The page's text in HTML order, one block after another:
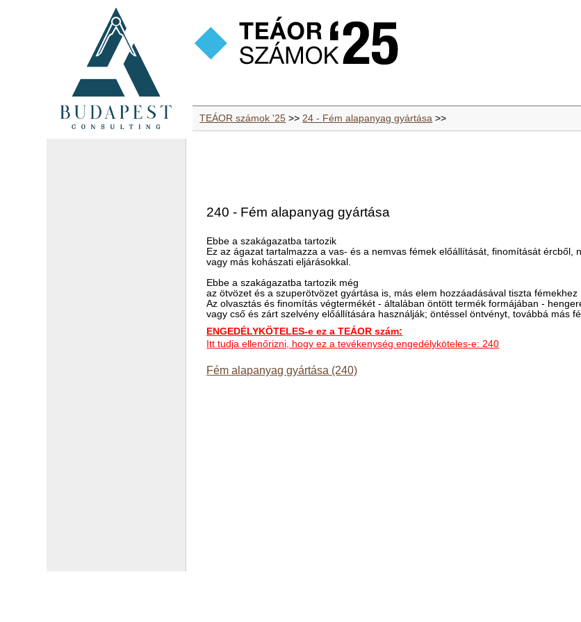
TEÁOR számok '25 >>24 - Fém alapanyag gyártása >>
240 - Fém alapanyag gyártása
Ebbe a szakágazatba tartozik
Ez az ágazat tartalmazza a vas- és a nemvas fémek előállítását, finomítását
vagy más kohászati eljárásokkal.
Ebbe a szakágazatba tartozik még
az ötvözet és a szuperötvözet gyártása is, más elem hozzáadásával tiszta fémekhez
Az olvasztás és finomítás végtermékét - általában öntött termék formájában -
vagy cső és zárt szelvény előállítására használják; öntéssel öntvényt, továbbá más
ENGEDÉLYKÖTELES-e ez a TEÁOR szám:
Itt tudja ellenőrizni, hogy ez a tevékenység engedélyköteles-e: 240
Fém alapanyag gyártása (240)